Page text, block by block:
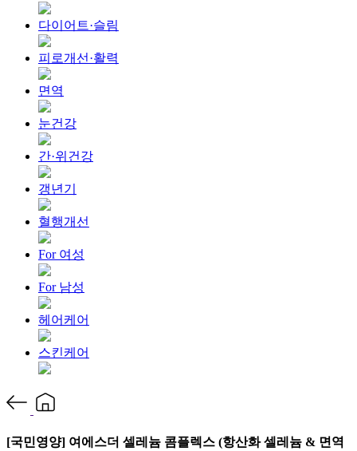
다이어트·슬림
피로개선·활력
면역
눈건강
간·위건강
갱년기
혈행개선
For 여성
For 남성
헤어케어
스킨케어
[국민영양] 여에스더 셀레늄 콤플렉스 (항산화 셀레늄 & 면역